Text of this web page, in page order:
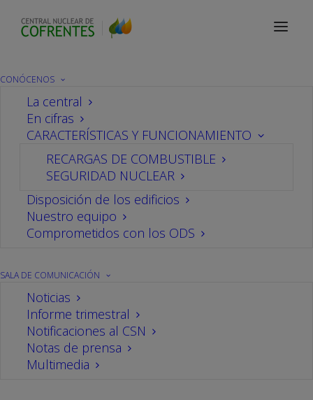
CONÓCENOS
La central
En cifras
CARACTERÍSTICAS Y FUNCIONAMIENTO
RECARGAS DE COMBUSTIBLE
SEGURIDAD NUCLEAR
Disposición de los edificios
Nuestro equipo
Comprometidos con los ODS
SALA DE COMUNICACIÓN
Noticias
Informe trimestral
Notificaciones al CSN
Notas de prensa
Multimedia
Sala de comunicación
Reunión del Comité de
Comunicación del Foro
Nuclear